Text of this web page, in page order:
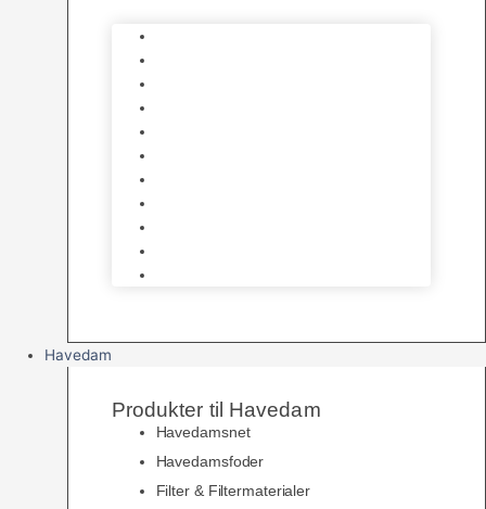
Havedam
Produkter til Havedam
Havedamsnet
Havedamsfoder
Filter & Filtermaterialer